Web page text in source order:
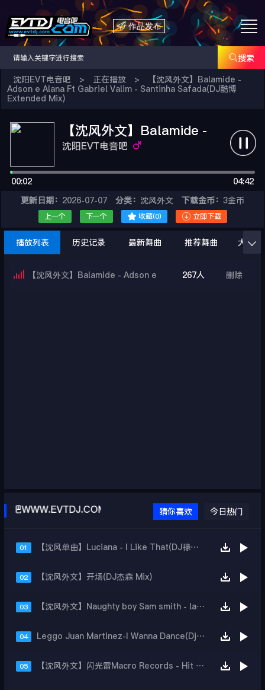
作品发布
搜索
沈阳EVT电音吧 > 正在播放 >
【沈风外文】Balamide -
Adson e Alana Ft Gabriel Valim - Santinha Safada(DJ酷博
Extended Mix)
【沈风外文】Balamide -
Adson e Alana Ft Gabriel
Mix)
沈阳EVT电音吧
00:02
04:42
更新日期： 2026-07-07 分类： 沈风外文 下载金币： 3金币
上一个 下一个  收藏(0)  立即下载
播放列表 历史记录 最新舞曲 推荐舞曲 大家在

【沈风外文】Balamide - Adson e 267人 删除
吧WWW.EVTDJ.COM 猜你喜欢 今日热门
01 【沈风单曲】Luciana - I Like That(DJ禄芷琦 Mix)
02 【沈风外文】开场(DJ杰森 Mix)
03 【沈风外文】Naughty boy Sam smith - la la la(dj王赫 Mix)
04 Leggo Juan Martinez-I Wanna Dance(DjSmallz小卓 Mix)
05 【沈风外文】闪光雷Macro Records - Hit The Crowd(DJ杰森 Extended Mix)